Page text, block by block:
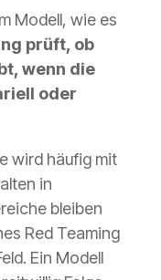
Modell, wie es
prüft, ob
wenn die
oder
wird häufig mit
in
bleiben
Red Teaming
Ein Modell